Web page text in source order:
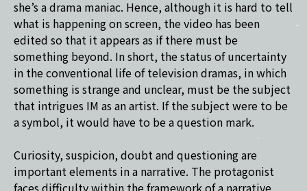
she’s a drama maniac. Hence, although it is hard to tell
what is happening on screen, the video has been
edited so that it appears as if there must be
something beyond. In short, the status of uncertainty
in the conventional life of television dramas, in which
something is strange and unclear, must be the subject
that intrigues IM as an artist. If the subject were to be
a symbol, it would have to be a question mark.
Curiosity, suspicion, doubt and questioning are
important elements in a narrative. The protagonist
faces difficulty within the framework of a narrative